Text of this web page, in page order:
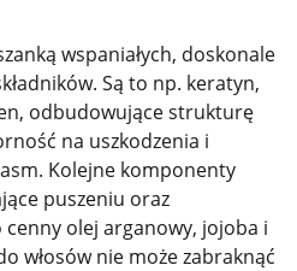
wspaniałych, doskonale
Są to np. keratyn,
odbudowujące strukturę
na uszkodzenia i
Kolejne komponenty
puszeniu oraz
olej arganowy, jojoba i
włosów nie może zabraknąć